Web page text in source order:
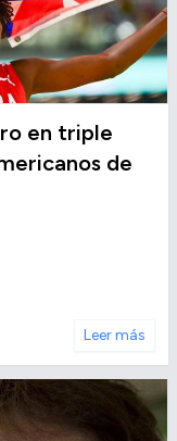
en triple
de
Leer más